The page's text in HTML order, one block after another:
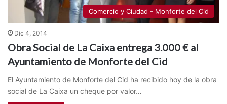
Comercio y Ciudad - Monforte del Cid
Dic 4, 2014
Obra Social de La Caixa entrega 3.000 € al
Ayuntamiento de Monforte del Cid
El Ayuntamiento de Monforte del Cid ha recibido hoy de la obra
social de La Caixa un cheque por valor…